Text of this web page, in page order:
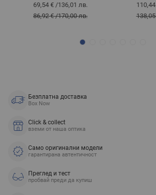
69,54 € /136,01 лв.
86,92 €/170,00 лв.
Безплатна доставка
Box Now
Click & collect
вземи от наша оптика
Само оригинални модели
гарантирана автентичност
Преглед и тест
пробвай преди да купиш